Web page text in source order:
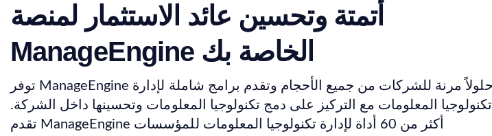
أتمتة وتحسين عائد الاستثمار لمنصة
ManageEngine الخاصة بك
توفر ManageEngine حلولاً مرنة للشركات من جميع الأحجام وتقدم برامج شاملة لإدارة
تكنولوجيا المعلومات مع التركيز على دمج تكنولوجيا المعلومات وتحسينها داخل الشركة.
تقدم ManageEngine أكثر من 60 أداة لإدارة تكنولوجيا المعلومات للمؤسسات